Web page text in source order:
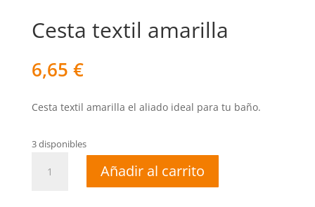
Cesta textil amarilla
6,65 €
Cesta textil amarilla el aliado ideal para tu baño.
3 disponibles
textil
Añadir al carrito